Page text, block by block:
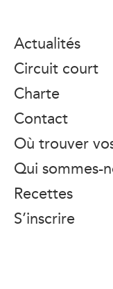
Actualités
Circuit court
Charte
Contact
Où trouver
Qui sommes-
Recettes
S’inscrire